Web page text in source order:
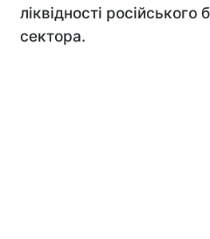
ліквідності російського
сектора.